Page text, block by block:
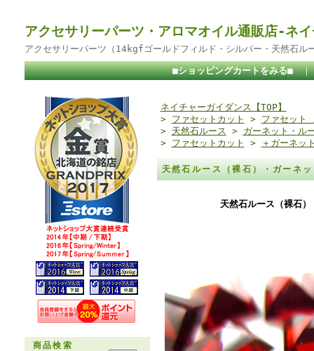
アクセサリーパーツ・アロマオイル通販店-ネ
アクセサリーパーツ（14kgfゴールドフィルド・シルバー・天然石ル
■ショッピングカートをみる■
商品検索
ネイチャーガイダンス【TOP】
> ファセットカット > ファセット
> 天然石ルース > ガーネット・ル
> ファセットカット > ＋ガーネッ
天然石ルース（裸石）・ガーネ
天然石ルース（裸石